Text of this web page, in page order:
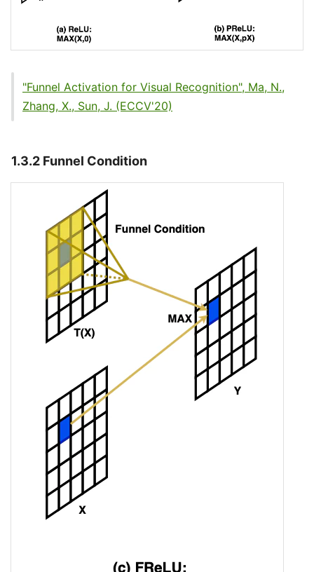
"Funnel Activation for Visual Recognition", Ma, N.,
Zhang, X., Sun, J. (ECCV'20)
1.3.2 Funnel Condition